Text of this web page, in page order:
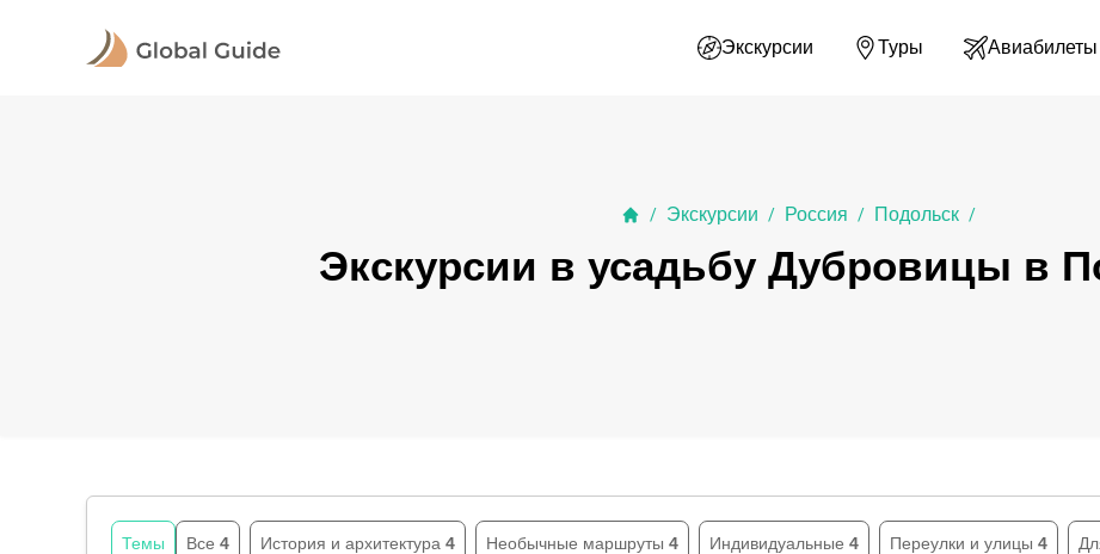
Экскурсии Туры Авиабилеты
/ Экскурсии / Россия / Подольск /
Экскурсии в усадьбу Дубровицы в
Темы Все 4 История и архитектура 4 Необычные маршруты 4 Индивидуальные 4 Переулки и улицы 4